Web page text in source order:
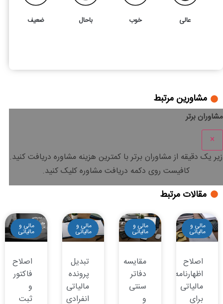
عالی خوب باحال ضعیف
مشاورین مرتبط
مشاوران برتر
×
زیر یک دقیقه از مشاوران برتر باکمترین هزینه مشاوره دریافت کنید.
کافیست روی دکمه دریافت مشاوره کلیک کنید.
مقالات مرتبط
مالی و
مالیاتی
اصلاح
اظهارنامه
مالیاتی
برای
مالی و
مالیاتی
مقایسه
دفاتر
سنتی
و
مالی و
مالیاتی
تبدیل
پرونده
مالیاتی
انفرادی
مالی و
مالیاتی
اصلاح
فاکتور
و
ثبت